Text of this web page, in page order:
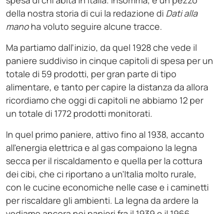
della nostra storia di cui la redazione di Dati alla
manoha voluto seguire alcune tracce.
Ma partiamo dall’inizio, da quel 1928 che vede il
paniere suddiviso in cinque capitoli di spesa per un
totale di 59 prodotti, per gran parte di tipo
alimentare, e tanto per capire la distanza da allora
ricordiamo che oggi di capitoli ne abbiamo 12 per
un totale di 1772 prodotti monitorati.
In quel primo paniere, attivo fino al 1938, accanto
all’energia elettrica e al gas compaiono la legna
secca per il riscaldamento e quella per la cottura
dei cibi, che ci riportano a un’Italia molto rurale,
con le cucine economiche nelle case e i caminetti
per riscaldare gli ambienti. La legna da ardere la